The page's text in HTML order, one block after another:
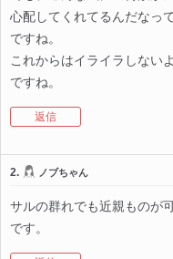
心配してくれてるんだなっ
ですね。
これからはイライラしない
ですね。
返信
2. ノブちゃん
サルの群れでも近親ものが
です。